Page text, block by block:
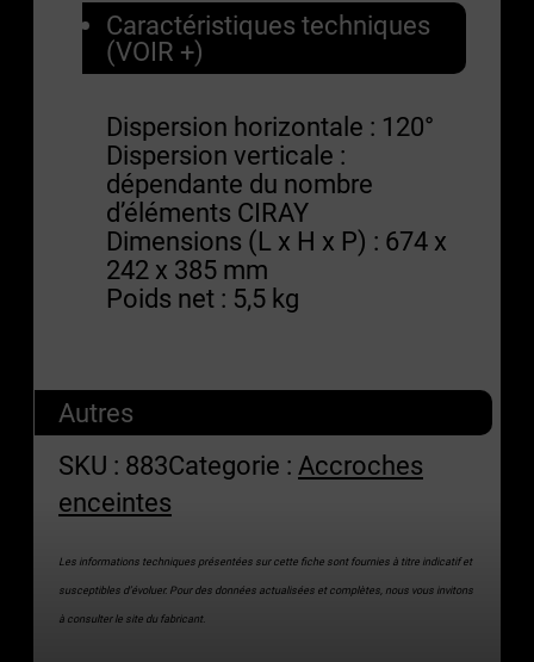
Caractéristiques techniques
(VOIR +)
Dispersion horizontale : 120°
Dispersion verticale :
dépendante du nombre
d’éléments CIRAY
Dimensions (L x H x P) : 674 x
242 x 385 mm
Poids net : 5,5 kg
Autres
SKU : 883Categorie : Accroches
enceintes
Les informations techniques présentées sur cette fiche sont fournies à titre indicatif et
susceptibles d’évoluer. Pour des données actualisées et complètes, nous vous invitons
à consulter le site du fabricant.